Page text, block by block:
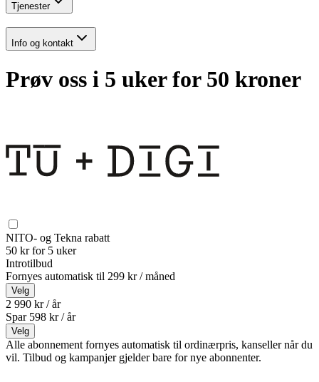
Tjenester
Info og kontakt
Prøv oss i 5 uker for 50 kroner
NITO- og Tekna rabatt
50 kr for 5 uker
Introtilbud
Fornyes automatisk til 299 kr / måned
Velg
2 990 kr / år
Spar 598 kr /år
Velg
Alle abonnement fornyes automatisk til ordinærpris, kanseller når du
vil. Tilbud og kampanjer gjelder bare for nye abonnenter.